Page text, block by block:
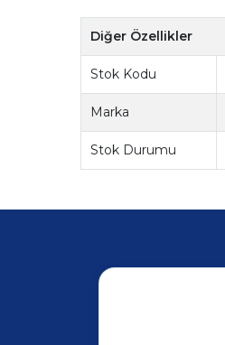
Diğer Özellikler
Stok Kodu
Marka
Stok Durumu